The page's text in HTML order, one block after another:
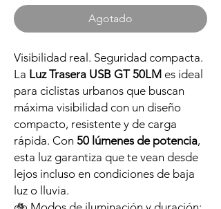
oferta
Agotado
Visibilidad real. Seguridad compacta.
La Luz Trasera USB GT 50LM es ideal
para ciclistas urbanos que buscan
máxima visibilidad con un diseño
compacto, resistente y de carga
rápida. Con 50 lúmenes de potencia,
esta luz garantiza que te vean desde
lejos incluso en condiciones de baja
luz o lluvia.